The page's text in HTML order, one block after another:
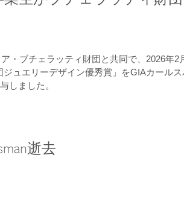
・ブチェラッティ財団と共同で、2026年2
ジュエリーデザイン優秀賞」をGIAカール
しました。
逝去